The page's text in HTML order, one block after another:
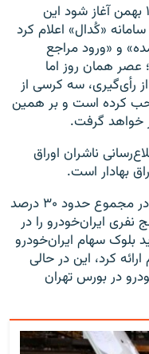
در حالی که قرار بود جلسه صبح روز ۱۷ بهمن آغاز شود این
«کُدال» اعلام کرد
و «ورود مراجع
عصر همان روز اما
رأی‌گیری، سه کرسی از
کرده است و بر همین
خواهد گرفت.
ناشران اوراق
بهادار است.
شرکت کروز تا پیش از جلسهٔ واگذاری در مجموع حدود ۳۰ درصد
ایران‌خودرو را در
بلوک سهام ایران‌خودرو
سهم ارائه کرد، این در حالی
در بورس تهران